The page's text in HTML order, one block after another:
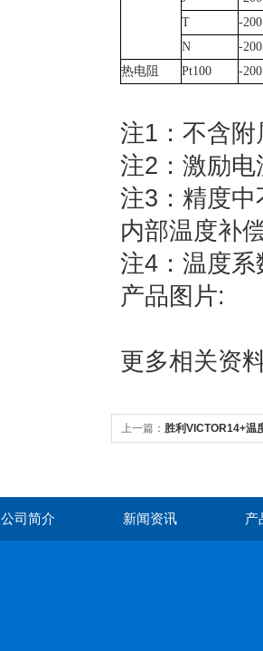
T
-
N
-
热电阻
Pt100 -
注1：不含
注2：激励
注3：精度
内部温度补
注4：温度
产品图片:
更多相关资
上一篇： 胜利VICTOR14+温
公司简介 新闻资讯 产